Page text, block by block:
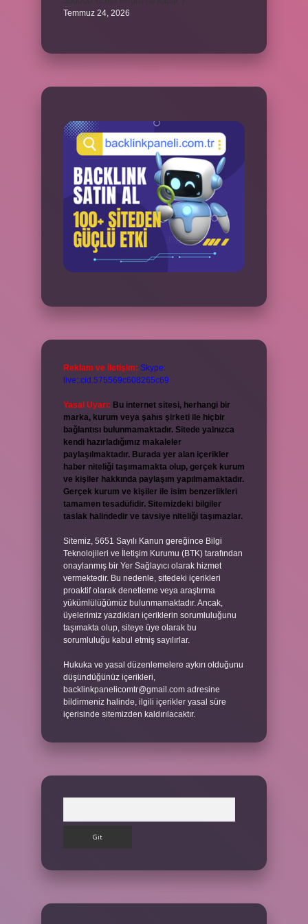
Temmuz 24, 2026
Reklam ve İletişim: Skype:
live:.cid.575569c608265c69
Yasal Uyarı: Bu internet sitesi, herhangi bir
marka, kurum veya şahıs şirketi ile hiçbir
bağlantısı bulunmamaktadır. Sitede yalnızca
kendi hazırladığımız makaleler
paylaşılmaktadır. Burada yer alan içerikler
haber niteliği taşımamakta olup, gerçek kurum
ve kişiler hakkında paylaşım yapılmamaktadır.
Gerçek kurum ve kişiler ile isim benzerlikleri
tamamen tesadüfidir. Sitemizdeki bilgiler
taslak halindedir ve tavsiye niteliği taşımazlar.
Sitemiz, 5651 Sayılı Kanun gereğince Bilgi
Teknolojileri ve İletişim Kurumu (BTK) tarafından
onaylanmış bir Yer Sağlayıcı olarak hizmet
vermektedir. Bu nedenle, sitedeki içerikleri
proaktif olarak denetleme veya araştırma
yükümlülüğümüz bulunmamaktadır. Ancak,
üyelerimiz yazdıkları içeriklerin sorumluluğunu
taşımakta olup, siteye üye olarak bu
sorumluluğu kabul etmiş sayılırlar.
Hukuka ve yasal düzenlemelere aykırı olduğunu
düşündüğünüz içerikleri,
backlinkpanelicomtr@gmail.com adresine
bildirmeniz halinde, ilgili içerikler yasal süre
içerisinde sitemizden kaldırılacaktır.